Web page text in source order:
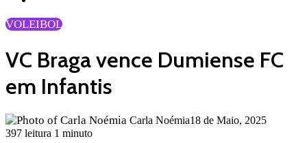
VOLEIBOL
VC Braga vence Dumiense FC
em Infantis
Carla Noémia18 de Maio, 2025
397 leitura 1 minuto